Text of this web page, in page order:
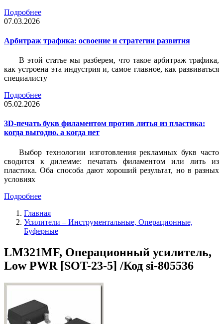
Подробнее
07.03.2026
Арбитраж трафика: освоение и стратегии развития
В этой статье мы разберем, что такое арбитраж трафика,
как устроена эта индустрия и, самое главное, как развиваться
специалисту
Подробнее
05.02.2026
3D-печать букв филаментом против литья из пластика:
когда выгодно, а когда нет
Выбор технологии изготовления рекламных букв часто
сводится к дилемме: печатать филаментом или лить из
пластика. Оба способа дают хороший результат, но в разных
условиях
Подробнее
Главная
Усилители – Инструментальные, Операционные,
Буферные
LM321MF, Операционный усилитель,
Low PWR [SOT-23-5] /Код si-805536